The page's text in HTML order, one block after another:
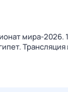
мира-2026.